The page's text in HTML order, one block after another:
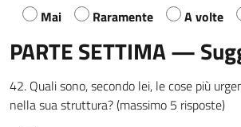
Mai
Raramente A volte
PARTE SETTIMA —
42. Quali sono, secondo lei, le cose più
nella sua struttura? (massimo 5 risposte)